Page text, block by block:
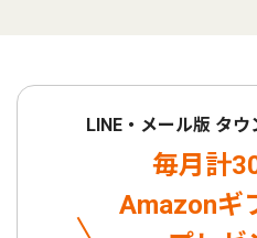
LINE・メール版 タ
毎月計
Amazonギ